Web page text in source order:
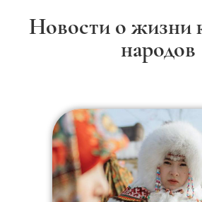
Новости о жизни
народов